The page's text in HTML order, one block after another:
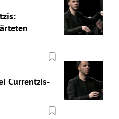
Currentzis-